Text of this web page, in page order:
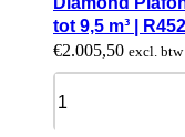
tot 9,5 m³ |
880x700x390mm
€2.005,50 excl. btw
Plafondunit